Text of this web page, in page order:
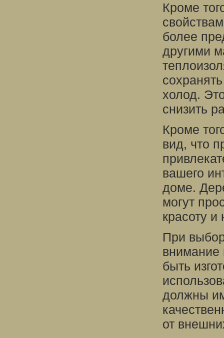
Кроме
более
другими
холод.
снизить
Кроме
вид, что
вашего
доме.
могут
красоту и
При
внимание
быть
должны
от